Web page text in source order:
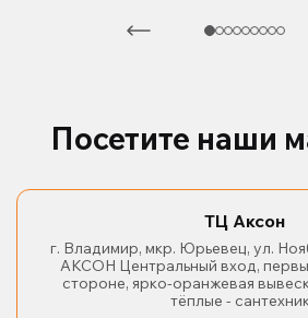
Посетите наши
ТЦ Аксон
г. Владимир, мкр. Юрьевец, ул.
АКСОН Центральный вход,
стороне, ярко-оранжевая
тёплые -